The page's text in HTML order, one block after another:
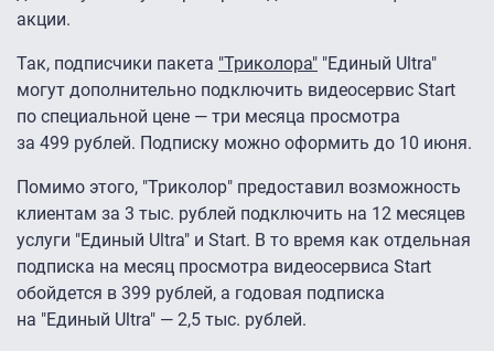
акции.
Так, подписчики пакета "Триколора" "Единый Ultra"
могут дополнительно подключить видеосервис Start
по специальной цене — три месяца просмотра
за 499 рублей. Подписку можно оформить до 10 июня.
Помимо этого, "Триколор" предоставил возможность
клиентам за 3 тыс. рублей подключить на 12 месяцев
услуги "Единый Ultra" и Start. В то время как отдельная
подписка на месяц просмотра видеосервиса Start
обойдется в 399 рублей, а годовая подписка
на "Единый Ultra" — 2,5 тыс. рублей.